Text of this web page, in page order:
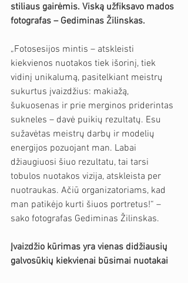
stiliaus gairėmis. Viską užfiksavo mados
fotografas – Gediminas Žilinskas.
„Fotosesijos mintis – atskleisti
kiekvienos nuotakos tiek išorinį, tiek
vidinį unikalumą, pasitelkiant meistrų
sukurtus įvaizdžius: makiažą,
šukuosenas ir prie merginos priderintas
sukneles – davė puikių rezultatų. Esu
sužavėtas meistrų darbų ir modelių
energijos pozuojant man. Labai
džiaugiuosi šiuo rezultatu, tai tarsi
tobulos nuotakos vizija, atskleista per
nuotraukas. Ačiū organizatoriams, kad
man patikėjo kurti šiuos portretus!“ –
sako fotografas Gediminas Žilinskas.
Įvaizdžio kūrimas yra vienas didžiausių
galvosūkių kiekvienai būsimai nuotakai